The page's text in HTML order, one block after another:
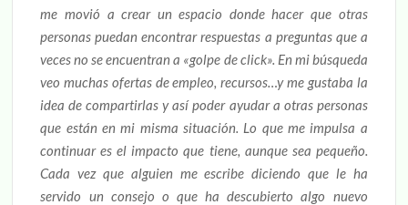
me movió a crear un espacio donde hacer que otras
personas puedan encontrar respuestas a preguntas que a
veces no se encuentran a «golpe de click». En mi búsqueda
veo muchas ofertas de empleo, recursos…y me gustaba la
idea de compartirlas y así poder ayudar a otras personas
que están en mi misma situación. Lo que me impulsa a
continuar es el impacto que tiene, aunque sea pequeño.
Cada vez que alguien me escribe diciendo que le ha
servido un consejo o que ha descubierto algo nuevo